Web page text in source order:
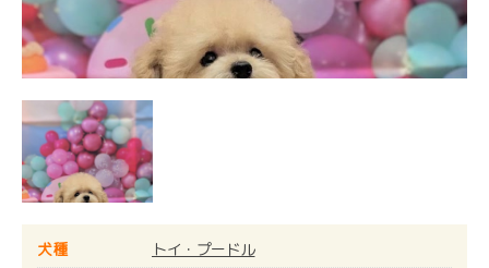
犬種
トイ・プードル